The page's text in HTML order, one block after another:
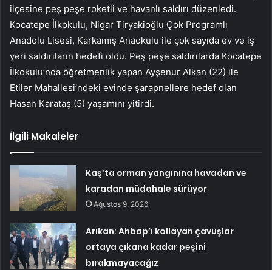
ilçesine peş peşe roketli ve havanlı saldırı düzenledi.
Kocatepe İlkokulu, Nigar Tiryakioğlu Çok Programlı
Anadolu Lisesi, Karkamış Anaokulu ile çok sayıda ev ve iş
yeri saldırıların hedefi oldu. Peş peşe saldırılarda Kocatepe
İlkokulu’nda öğretmenlik yapan Ayşenur Alkan (22) ile
Etiler Mahallesi’ndeki evinde şarapnellere hedef olan
Hasan Karataş (5) yaşamını yitirdi.
İlgili Makaleler
Kaş’ta orman yangınına havadan ve
karadan müdahale sürüyor
Ağustos 9, 2026
Arıkan: Ahbap’ı kollayan çavuşlar
ortaya çıkana kadar peşini
bırakmayacağız